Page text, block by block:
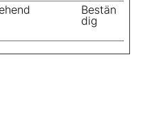
Bestän
dig